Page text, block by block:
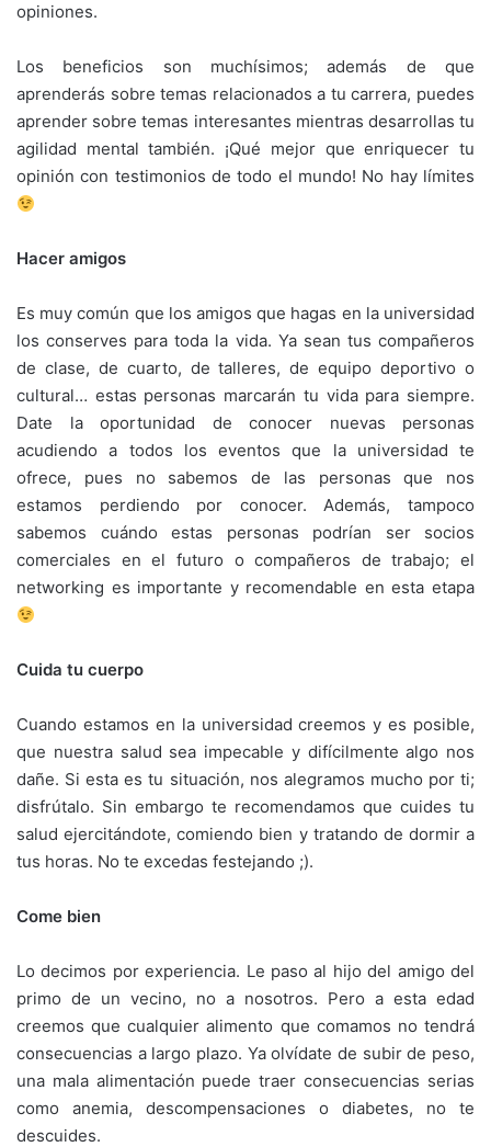
opiniones.
Los beneficios son muchísimos; además de que
aprenderás sobre temas relacionados a tu carrera, puedes
aprender sobre temas interesantes mientras desarrollas tu
agilidad mental también. ¡Qué mejor que enriquecer tu
opinión con testimonios de todo el mundo! No hay límites
Hacer amigos
Es muy común que los amigos que hagas en la universidad
los conserves para toda la vida. Ya sean tus compañeros
de clase, de cuarto, de talleres, de equipo deportivo o
cultural… estas personas marcarán tu vida para siempre.
Date la oportunidad de conocer nuevas personas
acudiendo a todos los eventos que la universidad te
ofrece, pues no sabemos de las personas que nos
estamos perdiendo por conocer. Además, tampoco
sabemos cuándo estas personas podrían ser socios
comerciales en el futuro o compañeros de trabajo; el
networking es importante y recomendable en esta etapa
Cuida tu cuerpo
Cuando estamos en la universidad creemos y es posible,
que nuestra salud sea impecable y difícilmente algo nos
dañe. Si esta es tu situación, nos alegramos mucho por ti;
disfrútalo. Sin embargo te recomendamos que cuides tu
salud ejercitándote, comiendo bien y tratando de dormir a
tus horas. No te excedas festejando ;).
Come bien
Lo decimos por experiencia. Le paso al hijo del amigo del
primo de un vecino, no a nosotros. Pero a esta edad
creemos que cualquier alimento que comamos no tendrá
consecuencias a largo plazo. Ya olvídate de subir de peso,
una mala alimentación puede traer consecuencias serias
como anemia, descompensaciones o diabetes, no te
descuides.